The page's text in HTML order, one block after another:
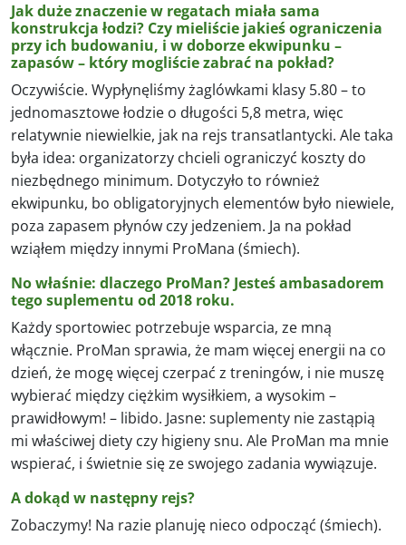
Jak duże znaczenie w regatach miała sama
konstrukcja łodzi? Czy mieliście jakieś ograniczenia
przy ich budowaniu, i w doborze ekwipunku –
zapasów – który mogliście zabrać na pokład?
Oczywiście. Wypłynęliśmy żaglówkami klasy 5.80 – to
jednomasztowe łodzie o długości 5,8 metra, więc
relatywnie niewielkie, jak na rejs transatlantycki. Ale taka
była idea: organizatorzy chcieli ograniczyć koszty do
niezbędnego minimum. Dotyczyło to również
ekwipunku, bo obligatoryjnych elementów było niewiele,
poza zapasem płynów czy jedzeniem. Ja na pokład
wziąłem między innymi ProMana (śmiech).
No właśnie: dlaczego ProMan? Jesteś ambasadorem
tego suplementu od 2018 roku.
Każdy sportowiec potrzebuje wsparcia, ze mną
włącznie. ProMan sprawia, że mam więcej energii na co
dzień, że mogę więcej czerpać z treningów, i nie muszę
wybierać między ciężkim wysiłkiem, a wysokim –
prawidłowym! – libido. Jasne: suplementy nie zastąpią
mi właściwej diety czy higieny snu. Ale ProMan ma mnie
wspierać, i świetnie się ze swojego zadania wywiązuje.
A dokąd w następny rejs?
Zobaczymy! Na razie planuję nieco odpocząć (śmiech).